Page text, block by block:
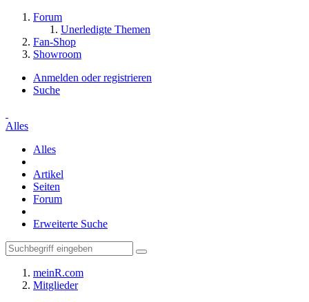
Forum
Unerledigte Themen
Fan-Shop
Showroom
Anmelden oder registrieren
Suche
Alles
Alles
Artikel
Seiten
Forum
Erweiterte Suche
meinR.com
Mitglieder